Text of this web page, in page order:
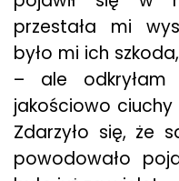
przestała mi
było mi ich
– ale odkryłam
jakościowo
Zdarzyło się, że
powodowało